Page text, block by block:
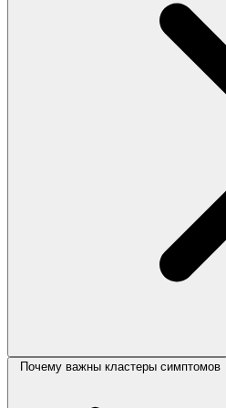
Почему важны кластеры симптомов